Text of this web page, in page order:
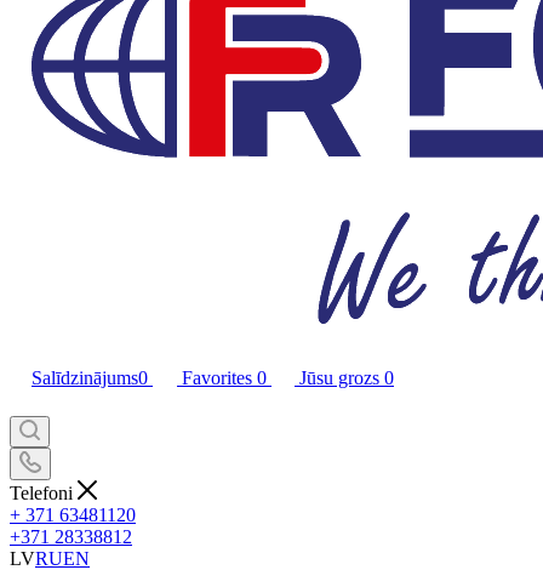
Salīdzinājums0 Favorites 0 Jūsu grozs 0
Telefoni
+ 371 63481120
+371 28338812
LVRUEN